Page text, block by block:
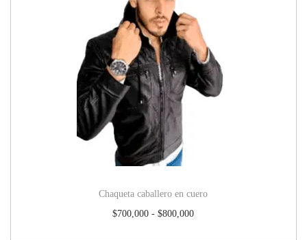
Chaqueta caballero en cuero
$700,000 - $800,000